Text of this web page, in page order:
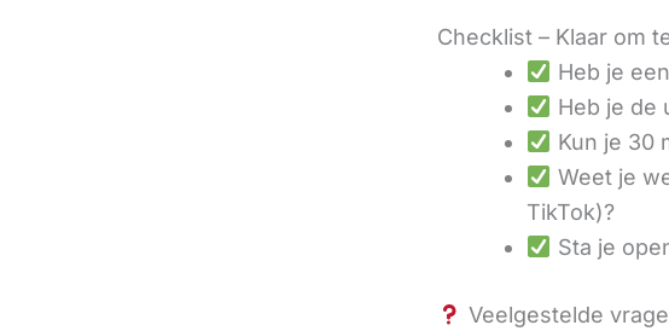
Checklist – Klaar om
Heb je
Heb je de
Kun je 30
Weet je
TikTok)?
Sta je
Veelgestelde